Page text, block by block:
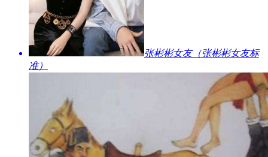
​张彬彬女友（张彬彬女友标
准）